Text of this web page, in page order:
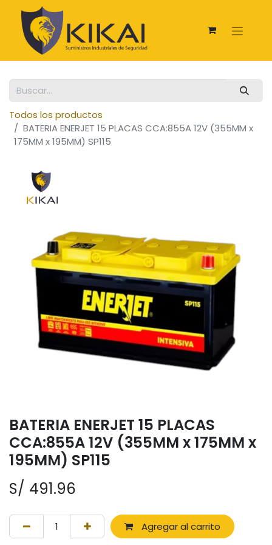
Todos los productos
BATERIA ENERJET 15 PLACAS CCA:855A 12V (355MM x
175MM x 195MM) SP115
BATERIA ENERJET 15 PLACAS
CCA:855A 12V (355MM x 175MM x
195MM) SP115
S/ 491.96
Agregar al carrito